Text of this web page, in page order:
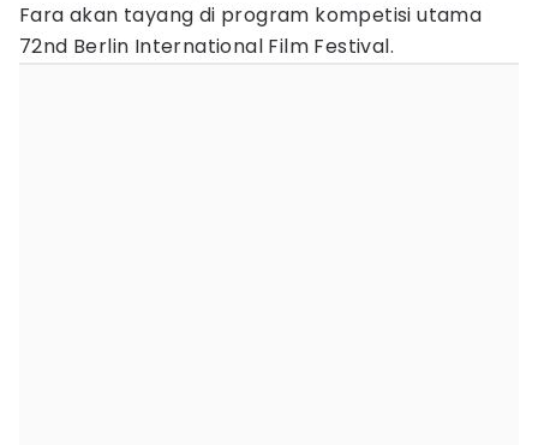
Fara akan tayang di program kompetisi utama
72nd Berlin International Film Festival.